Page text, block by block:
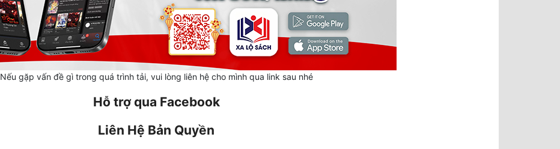
Nếu gặp vấn đề gì trong quá trình tải, vui lòng liên hệ cho mình qua link sau nhé
Hỗ trợ qua Facebook
Liên Hệ Bản Quyền